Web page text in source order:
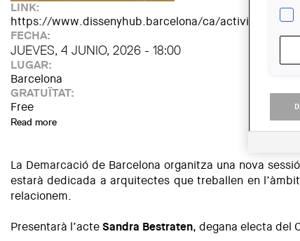
LINK:
https://www.dissenyhub.barcelona/ca/activitat/
FECHA:
JUEVES, 4 JUNIO, 2026 - 18:00
LUGAR:
Barcelona
GRATUÏTAT:
Free
Read more about 5a sessió Dissenys d'Arquitectes: Antoni Bonet i
La Demarcació de Barcelona organitza una nova
estarà dedicada a arquitectes que treballen en
relacionem.
Presentarà l’acteSandra Bestraten, degana electa del